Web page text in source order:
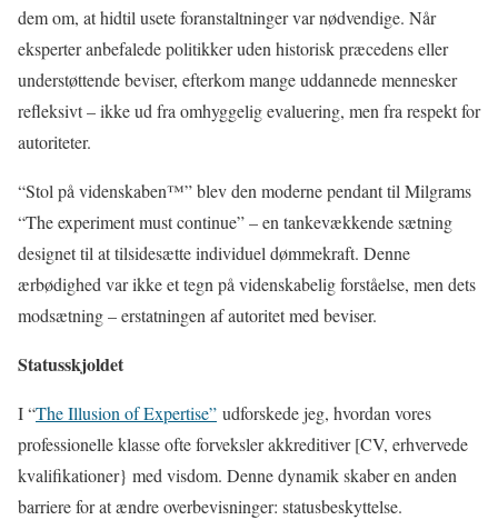
dem om, at hidtil usete foranstaltninger var nødvendige. Når
eksperter anbefalede politikker uden historisk præcedens eller
understøttende beviser, efterkom mange uddannede mennesker
refleksivt – ikke ud fra omhyggelig evaluering, men fra respekt for
autoriteter.
“Stol på videnskaben™” blev den moderne pendant til Milgrams
“The experiment must continue” – en tankevækkende sætning
designet til at tilsidesætte individuel dømmekraft. Denne
ærbødighed var ikke et tegn på videnskabelig forståelse, men dets
modsætning – erstatningen af autoritet med beviser.
Statusskjoldet
I “The Illusion of Expertise” udforskede jeg, hvordan vores
professionelle klasse ofte forveksler akkreditiver [CV, erhvervede
kvalifikationer} med visdom. Denne dynamik skaber en anden
barriere for at ændre overbevisninger: statusbeskyttelse.